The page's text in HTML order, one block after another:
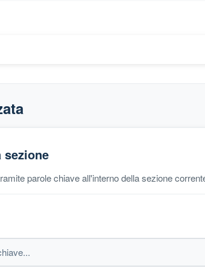
sezione
parole chiave all'interno della sezione